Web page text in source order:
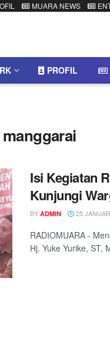
MUARA NEWS
PROFIL
Isi Kegiatan
Kunjungi
BY ADMIN 25
RADIOMUARA -
Hj. Yuke Yurike, ST,